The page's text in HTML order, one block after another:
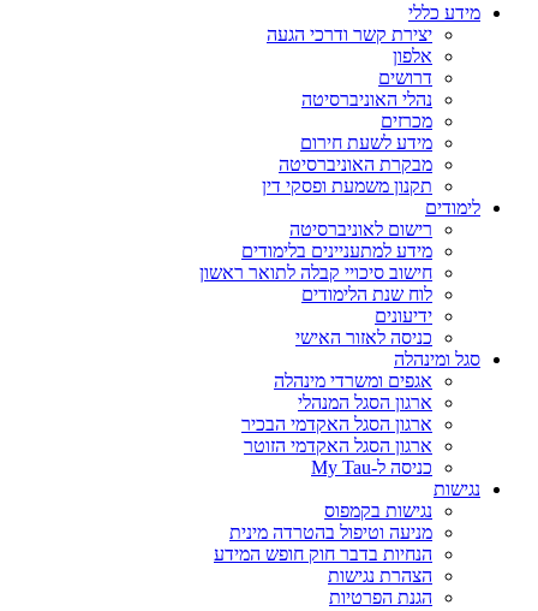
מידע כללי
יצירת קשר ודרכי הגעה
אלפון
דרושים
נהלי האוניברסיטה
מכרזים
מידע לשעת חירום
מבקרת האוניברסיטה
תקנון משמעת ופסקי דין
לימודים
רישום לאוניברסיטה
מידע למתעניינים בלימודים
חישוב סיכויי קבלה לתואר ראשון
לוח שנת הלימודים
ידיעונים
כניסה לאזור האישי
סגל ומינהלה
אגפים ומשרדי מינהלה
ארגון הסגל המנהלי
ארגון הסגל האקדמי הבכיר
ארגון הסגל האקדמי הזוטר
כניסה ל-My Tau
נגישות
נגישות בקמפוס
מניעה וטיפול בהטרדה מינית
הנחיות בדבר חוק חופש המידע
הצהרת נגישות
הגנת הפרטיות